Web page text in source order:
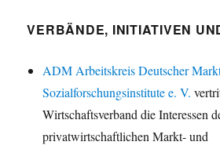
VERBÄNDE, INITIATIVEN
ADM Arbeitskreis Deutscher
Sozialforschungsinstitute e. V.
Wirtschaftsverband die Interessen
privatwirtschaftlichen Markt- und